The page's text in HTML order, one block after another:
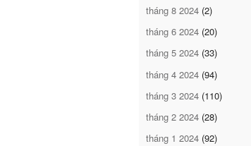
tháng 8 2024 (2)
tháng 6 2024 (20)
tháng 5 2024 (33)
tháng 4 2024 (94)
tháng 3 2024 (110)
tháng 2 2024 (28)
tháng 1 2024 (92)